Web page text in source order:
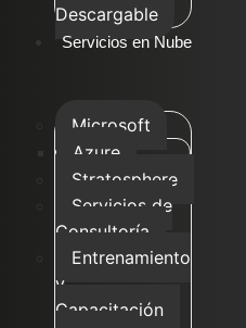
Descargable
Servicios en Nube
Microsoft
Azure
Stratosphere
Servicios de
Consultoría
Entrenamiento
y
Capacitación